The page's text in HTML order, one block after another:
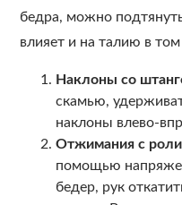
бедра, можно
влияет и на талию в том
Наклоны со
скамью,
наклоны влево-
Отжимания с
помощью
бедер, рук